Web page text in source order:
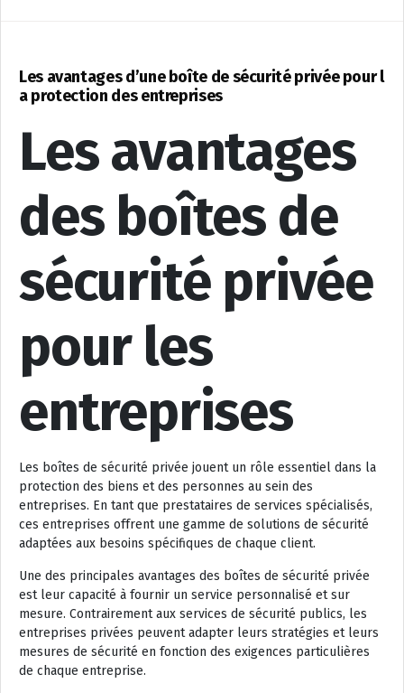
Les avantages d’une boîte de sécurité privée pour l
a protection des entreprises
Les avantages
des boîtes de
sécurité privée
pour les
entreprises
Les boîtes de sécurité privée jouent un rôle essentiel dans la
protection des biens et des personnes au sein des
entreprises. En tant que prestataires de services spécialisés,
ces entreprises offrent une gamme de solutions de sécurité
adaptées aux besoins spécifiques de chaque client.
Une des principales avantages des boîtes de sécurité privée
est leur capacité à fournir un service personnalisé et sur
mesure. Contrairement aux services de sécurité publics, les
entreprises privées peuvent adapter leurs stratégies et leurs
mesures de sécurité en fonction des exigences particulières
de chaque entreprise.